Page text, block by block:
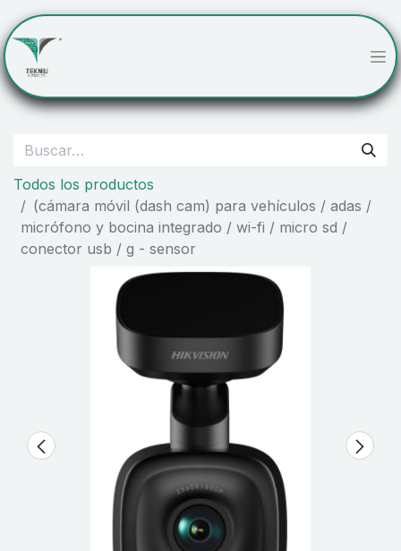
Todos los productos
(cámara móvil (dash cam) para vehículos / adas /
micrófono y bocina integrado / wi-fi / micro sd /
conector usb / g - sensor